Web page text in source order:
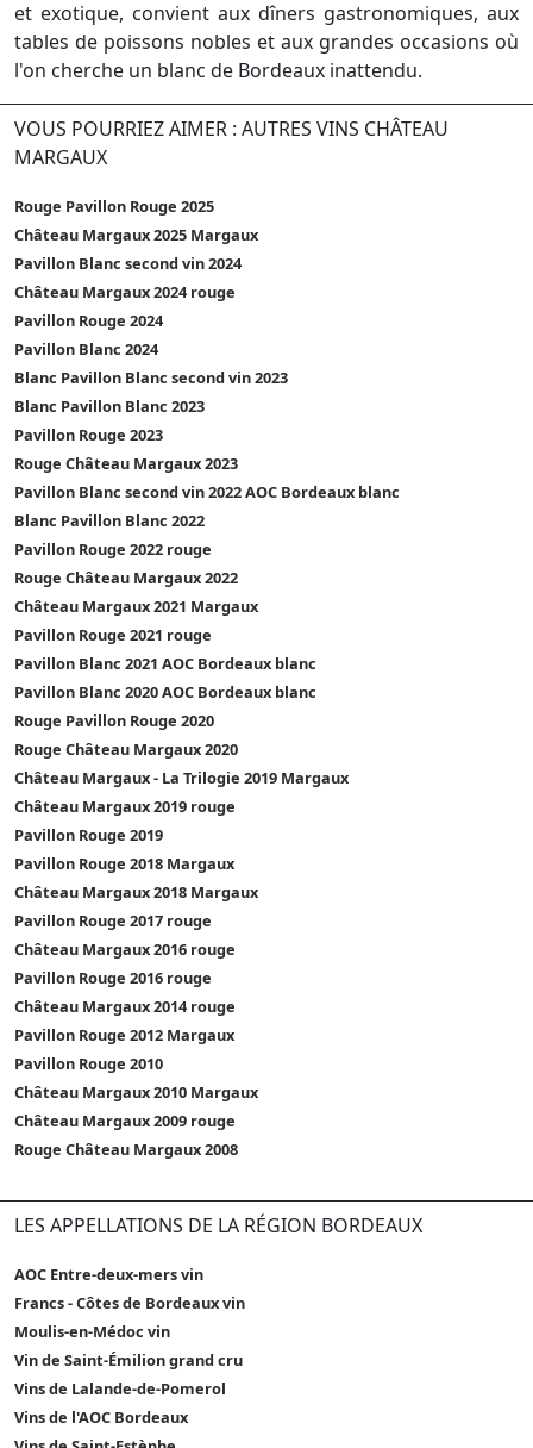
et exotique, convient aux dîners gastronomiques, aux
tables de poissons nobles et aux grandes occasions où
l'on cherche un blanc de Bordeaux inattendu.
VOUS POURRIEZ AIMER : AUTRES VINS CHÂTEAU
MARGAUX
Rouge Pavillon Rouge 2025
Château Margaux 2025 Margaux
Pavillon Blanc second vin 2024
Château Margaux 2024 rouge
Pavillon Rouge 2024
Pavillon Blanc 2024
Blanc Pavillon Blanc second vin 2023
Blanc Pavillon Blanc 2023
Pavillon Rouge 2023
Rouge Château Margaux 2023
Pavillon Blanc second vin 2022 AOC Bordeaux blanc
Blanc Pavillon Blanc 2022
Pavillon Rouge 2022 rouge
Rouge Château Margaux 2022
Château Margaux 2021 Margaux
Pavillon Rouge 2021 rouge
Pavillon Blanc 2021 AOC Bordeaux blanc
Pavillon Blanc 2020 AOC Bordeaux blanc
Rouge Pavillon Rouge 2020
Rouge Château Margaux 2020
Château Margaux - La Trilogie 2019 Margaux
Château Margaux 2019 rouge
Pavillon Rouge 2019
Pavillon Rouge 2018 Margaux
Château Margaux 2018 Margaux
Pavillon Rouge 2017 rouge
Château Margaux 2016 rouge
Pavillon Rouge 2016 rouge
Château Margaux 2014 rouge
Pavillon Rouge 2012 Margaux
Pavillon Rouge 2010
Château Margaux 2010 Margaux
Château Margaux 2009 rouge
Rouge Château Margaux 2008
LES APPELLATIONS DE LA RÉGION BORDEAUX
AOC Entre-deux-mers vin
Francs - Côtes de Bordeaux vin
Moulis-en-Médoc vin
Vin de Saint-Émilion grand cru
Vins de Lalande-de-Pomerol
Vins de l'AOC Bordeaux